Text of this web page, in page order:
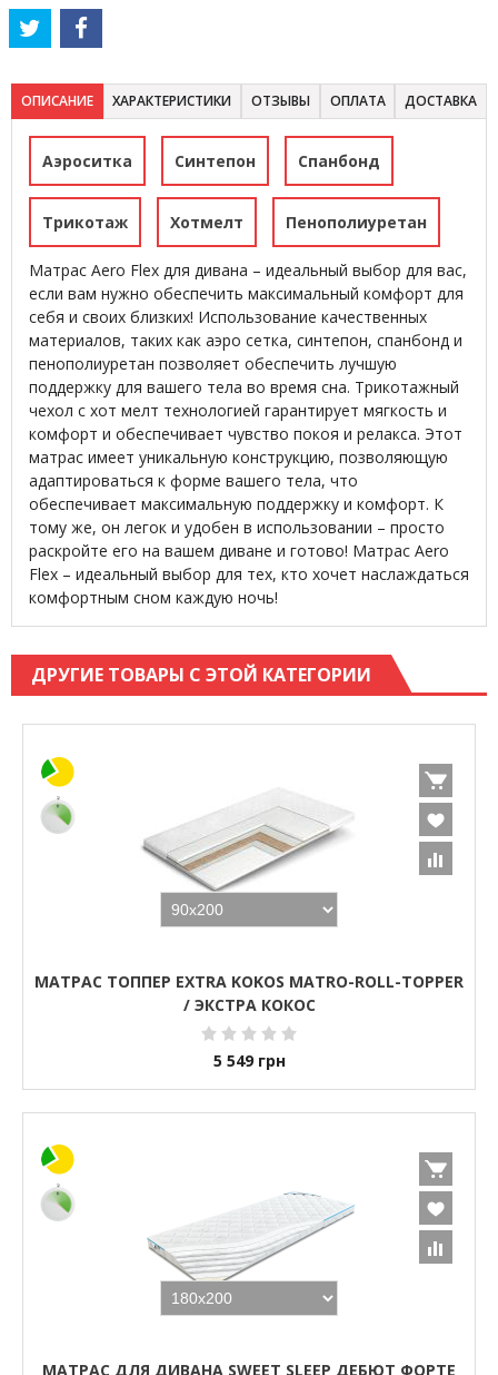
ОПИСАНИЕ ХАРАКТЕРИСТИКИ ОТЗЫВЫ ОПЛАТА ДОСТАВКА
Аэроситка Синтепон Спанбонд
Трикотаж Хотмелт Пенополиуретан
Матрас Aero Flex для дивана – идеальный выбор для вас,
если вам нужно обеспечить максимальный комфорт для
себя и своих близких! Использование качественных
материалов, таких как аэро сетка, синтепон, спанбонд и
пенополиуретан позволяет обеспечить лучшую
поддержку для вашего тела во время сна. Трикотажный
чехол с хот мелт технологией гарантирует мягкость и
комфорт и обеспечивает чувство покоя и релакса. Этот
матрас имеет уникальную конструкцию, позволяющую
адаптироваться к форме вашего тела, что
обеспечивает максимальную поддержку и комфорт. К
тому же, он легок и удобен в использовании – просто
раскройте его на вашем диване и готово! Матрас Aero
Flex – идеальный выбор для тех, кто хочет наслаждаться
комфортным сном каждую ночь!
ДРУГИЕ ТОВАРЫ С ЭТОЙ КАТЕГОРИИ
МАТРАС ТОППЕР EXTRA KOKOS MATRO-ROLL-TOPPER
/ ЭКСТРА КОКОС
5 549 грн
МАТРАС ДЛЯ ДИВАНА SWEET SLEEP ДЕБЮТ ФОРТЕ